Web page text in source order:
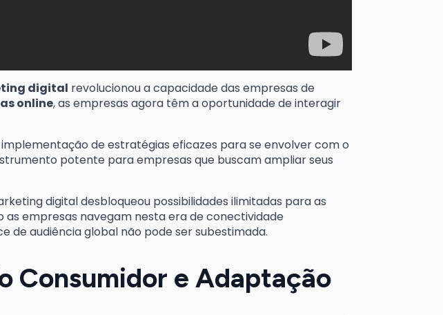
digital revolucionou a capacidade das empresas de
online, as empresas agora têm a oportunidade de interagir
de estratégias eficazes para se envolver com o
potente para empresas que buscam ampliar seus
digital desbloqueou possibilidades ilimitadas para as
as empresas navegam nesta era de conectividade
audiência global não pode ser subestimada.
Consumidor e Adaptação